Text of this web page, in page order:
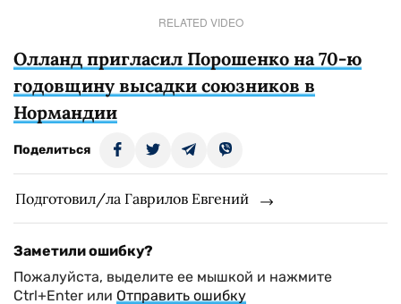
RELATED VIDEO
Олланд пригласил Порошенко на 70-ю
годовщину высадки союзников в
Нормандии
Поделиться
Подготовил/ла Гаврилов Евгений
Заметили ошибку?
Пожалуйста, выделите ее мышкой и нажмите
Ctrl+Enter или Отправить ошибку